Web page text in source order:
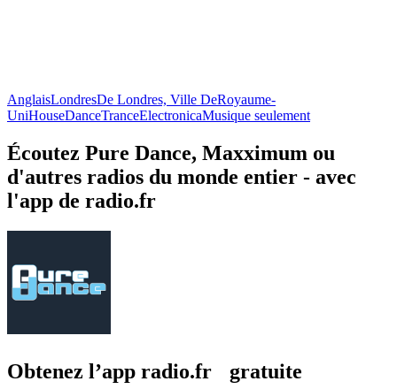
AnglaisLondresDe Londres, Ville DeRoyaume-
UniHouseDanceTranceElectronicaMusique seulement
Écoutez Pure Dance, Maxximum ou
d'autres radios du monde entier - avec
l'app de radio.fr
Obtenez l’app radio.fr gratuite